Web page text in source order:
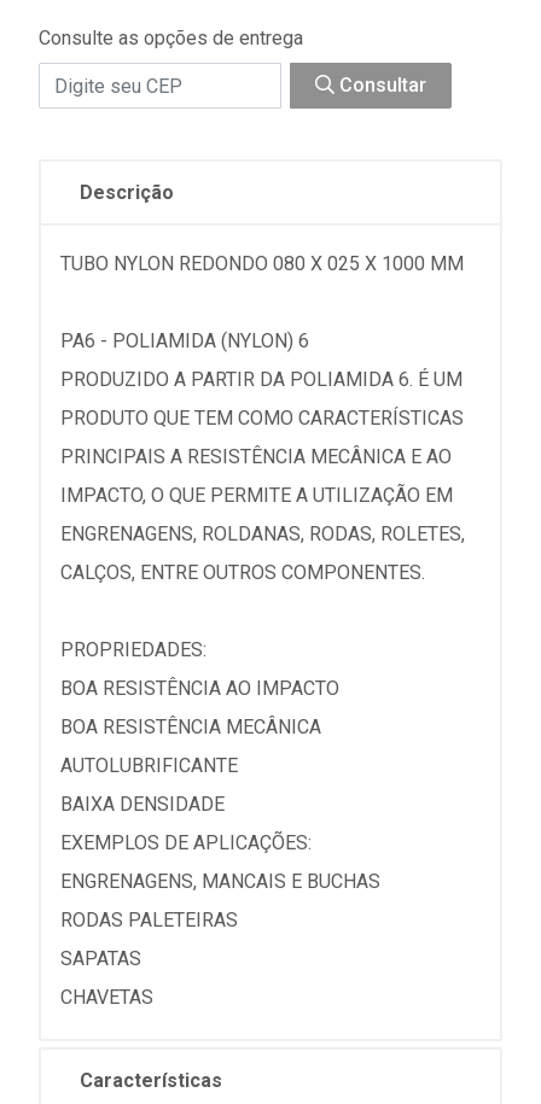
Consulte as opções de entrega
Consultar
Descrição
TUBO NYLON REDONDO 080 X 025 X 1000 MM
PA6 - POLIAMIDA (NYLON) 6
PRODUZIDO A PARTIR DA POLIAMIDA 6. É UM
PRODUTO QUE TEM COMO CARACTERÍSTICAS
PRINCIPAIS A RESISTÊNCIA MECÂNICA E AO
IMPACTO, O QUE PERMITE A UTILIZAÇÃO EM
ENGRENAGENS, ROLDANAS, RODAS, ROLETES,
CALÇOS, ENTRE OUTROS COMPONENTES.
PROPRIEDADES:
BOA RESISTÊNCIA AO IMPACTO
BOA RESISTÊNCIA MECÂNICA
AUTOLUBRIFICANTE
BAIXA DENSIDADE
EXEMPLOS DE APLICAÇÕES:
ENGRENAGENS, MANCAIS E BUCHAS
RODAS PALETEIRAS
SAPATAS
CHAVETAS
Características